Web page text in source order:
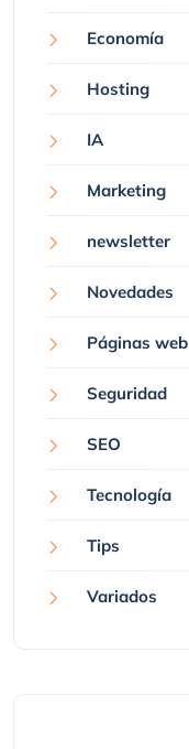
Economía
Hosting
IA
Marketing
newsletter
Novedades
Páginas web
Seguridad
SEO
Tecnología
Tips
Variados